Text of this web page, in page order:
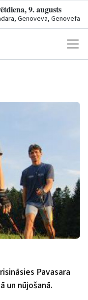
9. augusts
Genoveva, Genovefa
Pavasara
un nūjošanā.